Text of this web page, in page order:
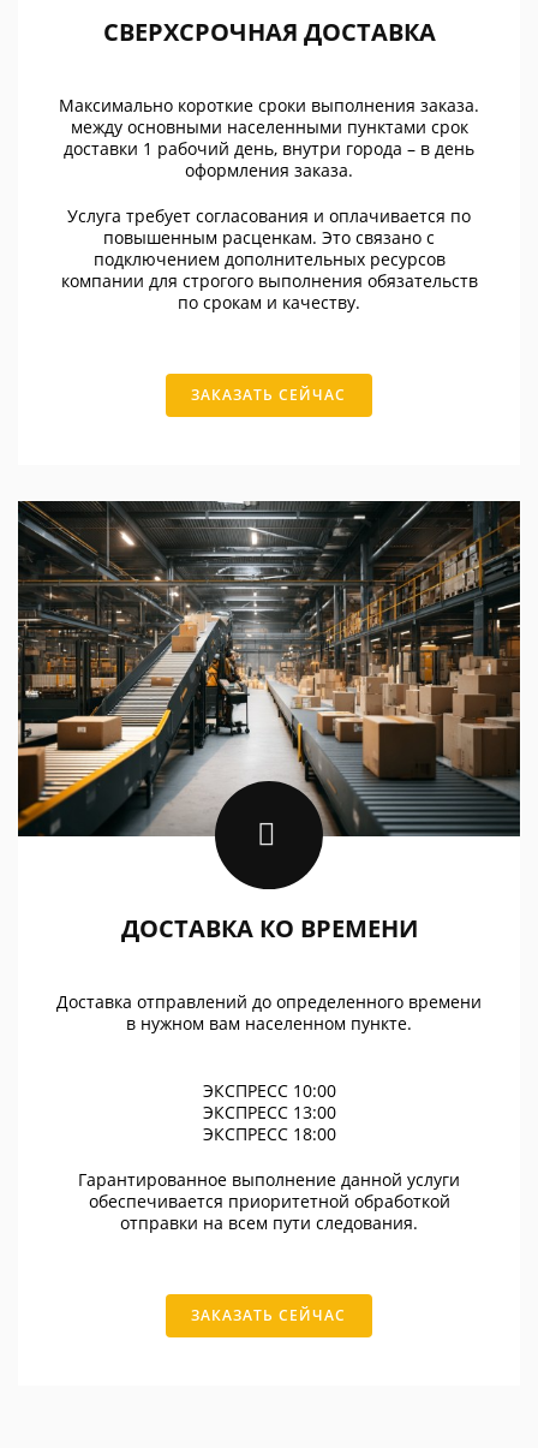
СВЕРХСРОЧНАЯ ДОСТАВКА
Максимально короткие сроки выполнения заказа.
между основными населенными пунктами срок
доставки 1 рабочий день, внутри города – в день
оформления заказа.
Услуга требует согласования и оплачивается по
повышенным расценкам. Это связано с
подключением дополнительных ресурсов
компании для строгого выполнения обязательств
по срокам и качеству.
ЗАКАЗАТЬ СЕЙЧАС
ДОСТАВКА КО ВРЕМЕНИ
Доставка отправлений до определенного времени
в нужном вам населенном пункте.
ЭКСПРЕСС 10:00
ЭКСПРЕСС 13:00
ЭКСПРЕСС 18:00
Гарантированное выполнение данной услуги
обеспечивается приоритетной обработкой
отправки на всем пути следования.
ЗАКАЗАТЬ СЕЙЧАС